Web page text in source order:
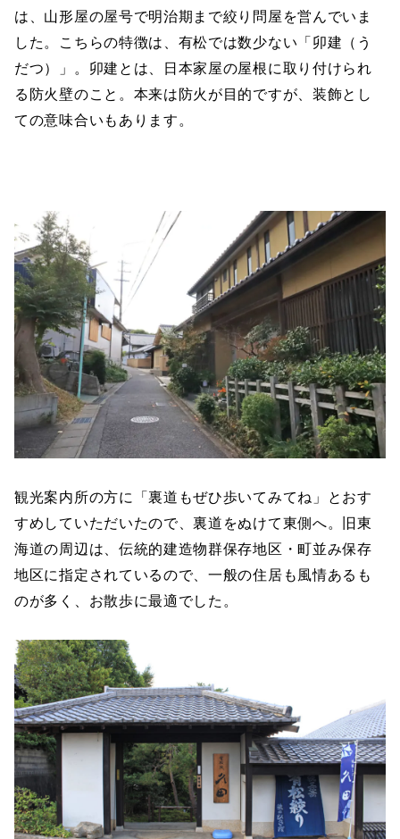
は、山形屋の屋号で明治期まで絞り問屋を営んでいま
した。こちらの特徴は、有松では数少ない「卯建（う
だつ）」。卯建とは、日本家屋の屋根に取り付けられ
る防火壁のこと。本来は防火が目的ですが、装飾とし
ての意味合いもあります。
観光案内所の方に「裏道もぜひ歩いてみてね」とおす
すめしていただいたので、裏道をぬけて東側へ。旧東
海道の周辺は、伝統的建造物群保存地区・町並み保存
地区に指定されているので、一般の住居も風情あるも
のが多く、お散歩に最適でした。